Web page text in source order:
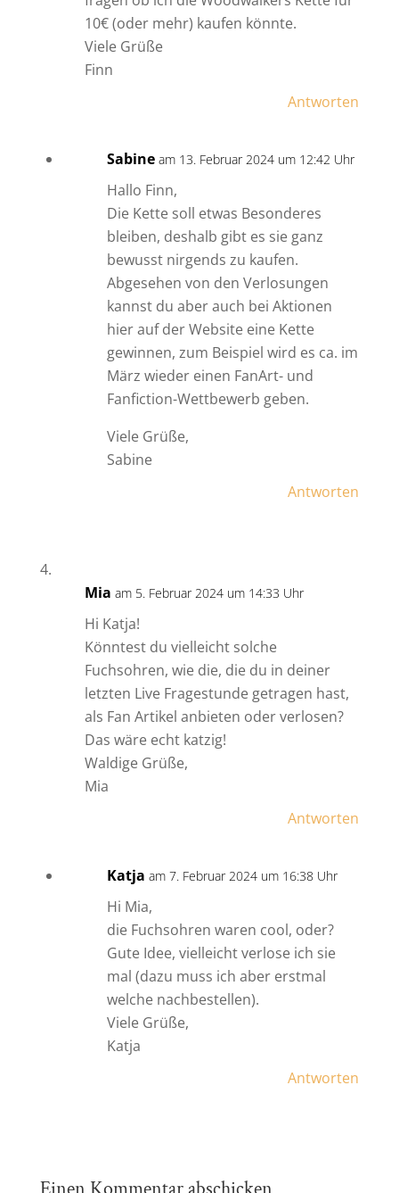
10€ (oder mehr) kaufen könnte.
Viele Grüße
Finn
Antworten
Sabine am 13. Februar 2024 um 12:42 Uhr
Hallo Finn,
Die Kette soll etwas Besonderes
bleiben, deshalb gibt es sie ganz
bewusst nirgends zu kaufen.
Abgesehen von den Verlosungen
kannst du aber auch bei Aktionen
hier auf der Website eine Kette
gewinnen, zum Beispiel wird es ca. im
März wieder einen FanArt- und
Fanfiction-Wettbewerb geben.
Viele Grüße,
Sabine
Antworten
Mia am 5. Februar 2024 um 14:33 Uhr
Hi Katja!
Könntest du vielleicht solche
Fuchsohren, wie die, die du in deiner
letzten Live Fragestunde getragen hast,
als Fan Artikel anbieten oder verlosen?
Das wäre echt katzig!
Waldige Grüße,
Mia
Antworten
Katja am 7. Februar 2024 um 16:38 Uhr
Hi Mia,
die Fuchsohren waren cool, oder?
Gute Idee, vielleicht verlose ich sie
mal (dazu muss ich aber erstmal
welche nachbestellen).
Viele Grüße,
Katja
Antworten